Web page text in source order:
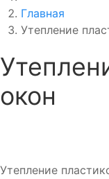
Главная
Утепление
окон
Утепление